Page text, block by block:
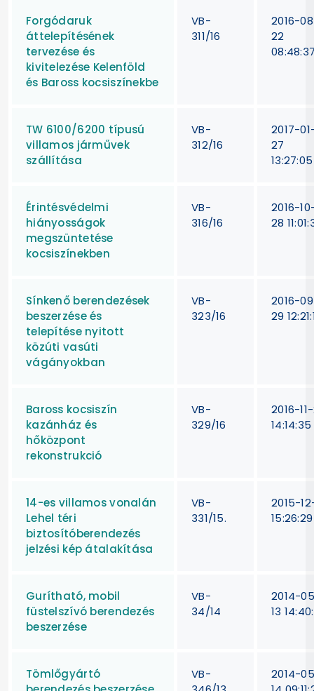
Forgódaruk
áttelepítésének
tervezése és
kivitelezése Kelenföld
és Baross kocsiszínekbe
VB-
311/16
2016-
22
TW 6100/6200 típusú
villamos járművek
szállítása
VB-
312/16
2017-
27
13:27:05
Érintésvédelmi
hiányosságok
megszüntetése
kocsiszínekben
VB-
316/16
2016-
28
Sínkenő berendezések
beszerzése és
telepítése nyitott
közúti vasúti
vágányokban
VB-
323/16
2016-
29
Baross kocsiszín
kazánház és
hőközpont
rekonstrukció
VB-
329/16
2016-
14:14:35
14-es villamos vonalán
Lehel téri
biztosítóberendezés
jelzési kép átalakítása
VB-
331/15.
2015-
15:26:29
Gurítható, mobil
füstelszívó berendezés
beszerzése
VB-
34/14
2014-
13
Tömlőgyártó
VB-
2014-